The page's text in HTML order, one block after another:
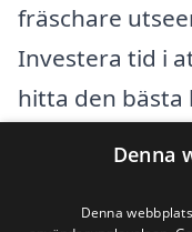
fräschare
Investera tid i
hitta den bästa
Få 3
förpliktelser
Denna
Denna